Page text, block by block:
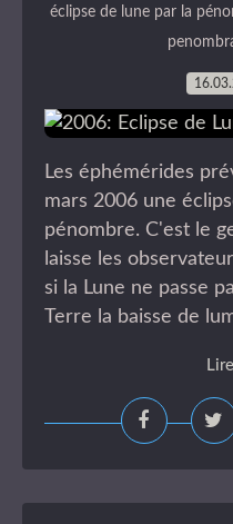
éclipse de lune par la
Les éphémérides
mars 2006 une
pénombre. C'est le
laisse les
si la Lune ne passe
Terre la baisse de